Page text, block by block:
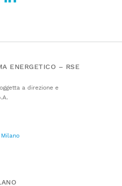
ENERGETICO – RSE
a direzione e